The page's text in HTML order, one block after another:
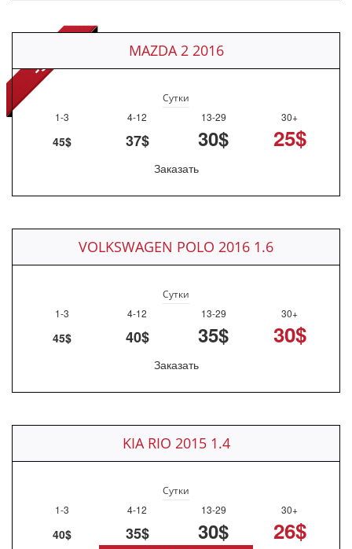
MAZDA 2 2016
Сутки
1-3
4-12 13-29 30+
45$ 37$ 30$ 25$
Заказать
VOLKSWAGEN POLO 2016 1.6
Сутки
1-3
4-12 13-29 30+
45$ 40$ 35$ 30$
Заказать
KIA RIO 2015 1.4
Сутки
1-3
4-12 13-29 30+
40$ 35$ 30$ 26$